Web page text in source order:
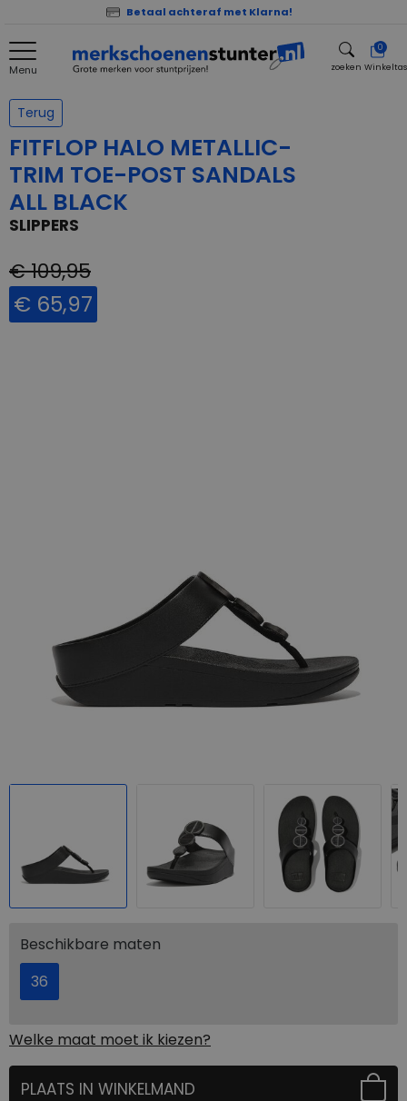
Betaal achteraf met Klarna!
Menu zoeken
0
Winkeltas
Terug
FITFLOP HALO METALLIC-
TRIM TOE-POST SANDALS
ALL BLACK
SLIPPERS
€ 109,95
€ 65,97
Beschikbare maten
36
Welke maat moet ik kiezen?
PLAATS IN WINKELMAND